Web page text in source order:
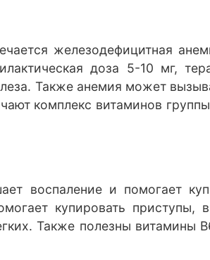
железодефицитная
доза 5-10 мг,
Также анемия может
комплекс витаминов
воспаление и помогает
купировать
Также полезны